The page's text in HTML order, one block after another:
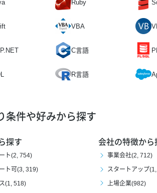
Ruby
VBA
C言語
R言語
条件や好みから探す
探す
ト(2, 754)
ト可(3, 319)
(1, 518)
会社の特徴から
事業会社(2, 712)
スタートアップ
上場企業(982)